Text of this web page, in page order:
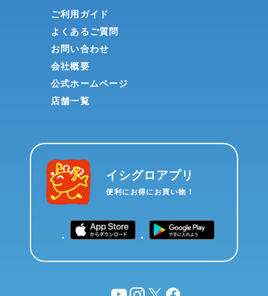
ご利用ガイド
よくあるご質問
お問い合わせ
会社概要
公式ホームページ
店舗一覧
イシグロアプリ
便利にお得にお買い物！
YouTubeinstagram
X facebook